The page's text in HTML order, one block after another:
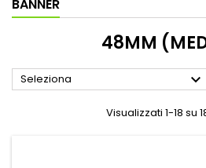
BANNER
48MM
Seleziona 
Visualizzati 1-18 su